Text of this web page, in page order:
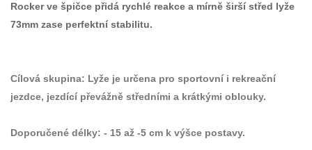
Rocker ve špičce přidá rychlé reakce a mírně širší střed lyže
73mm zase perfektní stabilitu.
Cílová skupina: Lyže je určena pro sportovní i rekreační
jezdce, jezdící převážně středními a krátkými oblouky.
Doporučené délky: - 15 až -5 cm k výšce postavy.